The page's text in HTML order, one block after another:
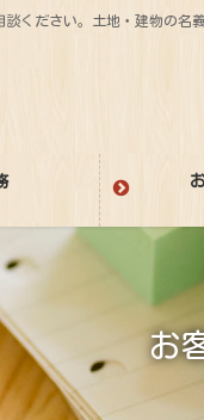
ださい。土地・建物の名
お